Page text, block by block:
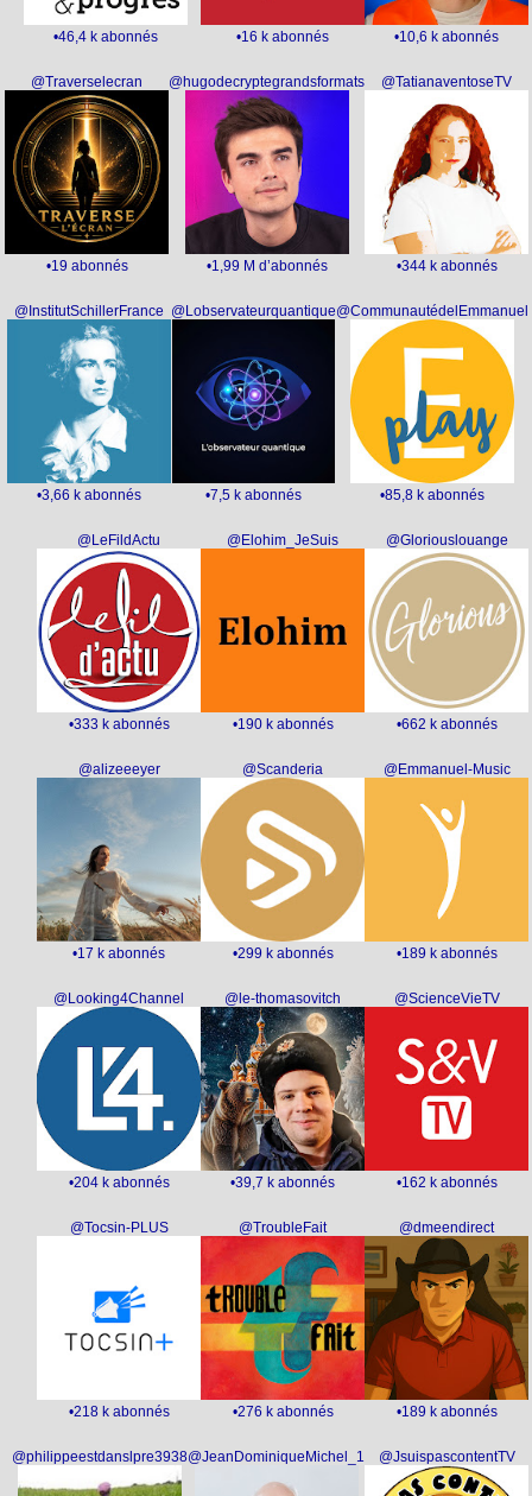
•10,6 k abonnés
•16 k abonnés
•46,4 k abonnés
@TatianaventoseTV
•344 k abonnés
@hugodecryptegrandsformats
•1,99 M d’abonnés
@Traverselecran
•19 abonnés
@CommunautédelEmmanuel
•85,8 k abonnés
@Lobservateurquantique
•7,5 k abonnés
@InstitutSchillerFrance
•3,66 k abonnés
@Gloriouslouange
•662 k abonnés
@Elohim_JeSuis
•190 k abonnés
@LeFildActu
•333 k abonnés
@Emmanuel-Music
•189 k abonnés
@Scanderia
•299 k abonnés
@alizeeeyer
•17 k abonnés
@ScienceVieTV
•162 k abonnés
@le-thomasovitch
•39,7 k abonnés
@Looking4Channel
•204 k abonnés
@dmeendirect
•189 k abonnés
@TroubleFait
•276 k abonnés
@Tocsin-PLUS
•218 k abonnés
@JsuispascontentTV
@JeanDominiqueMichel_1
@philippeestdanslpre3938